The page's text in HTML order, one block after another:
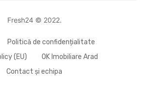
Fresh24 © 2022.
Politică de confidențialitate
(EU)
OK Imobiliare Arad
Contact și echipa